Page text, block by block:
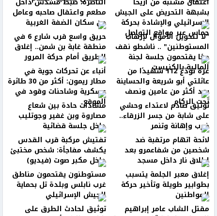
بشبهة التحريض على الجيش
الإسرائيلي والإشادة بحركة
حماس عبر مواقع التواصل
مطعم واعتقال صاحبه وعامل
من سكان الضفة الغربية
"لا لتحويل الأموال لإرهاب
المستوطنين" .. ناشطو نقف
معًا يقتحمون جلسة لجنة
المالية بالكنيست
حريق واسع قرب شارع 6 في
منطقة غابة بن شمن.. إغلاق
الطريق أمام حركة المرور
غزة تودّع 112 شهيدًا من
عائلتي أبو شريعة والحساينة
بعد أكثر من عامين ونصف
تحت الركام
أنباء عن تحركات جوية في
مطار ريمون: أكثر من 30 طائرة
عسكرية وشاحنات وقود في
الموقع توثيق صادم لاعتداء وحشي
على شابة من جسر الزرقاء..
ضرب وإهانة وتنمر
مشادات حادة بين شعاع
مصاروة وبن غفير وجوتليب
داخل جلسة قضائية
لائحة اتهام مرتقبة ضد
شخصين من شفاعمرو بعد
إطلاق نار داخل مسجد
تفتيش مركبة قرب القدس
يكشف مفاجأة: شخص مختبئ
داخل مكبر صوت (فيديو)
إغلاق معبر الجلمة يتسبب
بطوابير طويلة وتأخير حركة
المواطنين
مستوطنون يقتحمون مناطق
غرب نابلس وبلدة تل بحماية
الجيش الإسرائيلي
مقتل الشاب عامر إبراهيم
توثيق لحادث الطرق على